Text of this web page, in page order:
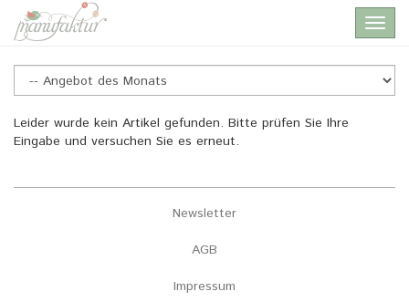
main
content
Angebot
Monats
Leider wurde kein Artikel gefunden. Bitte prüfen Sie Ihre
Eingabe und versuchen Sie es erneut.
Newsletter
AGB
Impressum